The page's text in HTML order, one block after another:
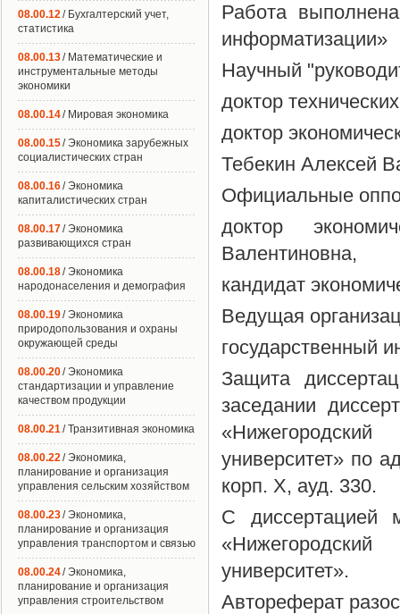
Работа
информатизации»
Научный
доктор
доктор
Тебекин Алексей
Официальные
доктор
Валентиновна,
кандидат
Ведущая
государственный
Защита
заседании
«Нижегородский
университет» по
корп. X, ауд. 330.
С диссертацией
«Нижегородский
университет».
Автореферат
08.00.12/ Бухгалтерский учет,
статистика
08.00.13/ Математические и
инструментальные методы
экономики
08.00.14/ Мировая экономика
08.00.15/ Экономика зарубежных
социалистических стран
08.00.16/ Экономика
капиталистических стран
08.00.17/ Экономика
развивающихся стран
08.00.18/ Экономика
народонаселения и демография
08.00.19/ Экономика
природопользования и охраны
окружающей среды
08.00.20/ Экономика
стандартизации и управление
качеством продукции
08.00.21/ Транзитивная экономика
08.00.22/ Экономика,
планирование и организация
управления сельским хозяйством
08.00.23/ Экономика,
планирование и организация
управления транспортом и связью
08.00.24/ Экономика,
планирование и организация
управления строительством